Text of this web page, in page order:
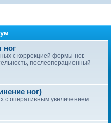
ног
с коррекцией формы ног.
послеоперационный
ног)
с оперативным увеличением